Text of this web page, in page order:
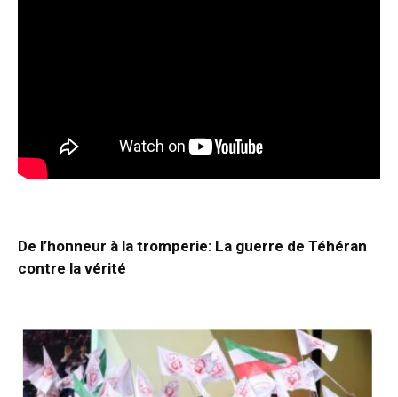
De l’honneur à la tromperie: La guerre de Téhéran
contre la vérité